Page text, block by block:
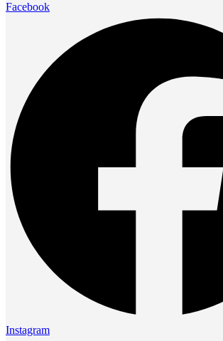
Facebook
Instagram